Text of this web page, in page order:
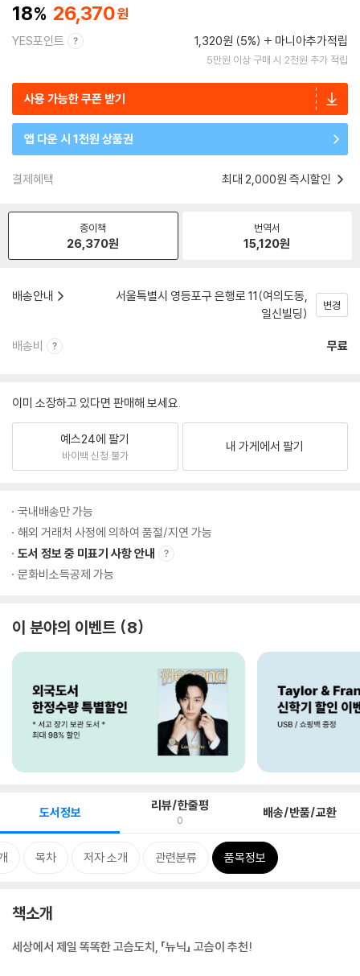
18 26,370
YES포인트 1,320원 (5%) 마니아추가적립
5만원 이상 구매 시 2천원 추가 적립
사용 가능한 쿠폰 받기
앱 다운 시 1천원 상품권
결제혜택 최대 2,000원 즉시할인
종이책
26,370원
번역서
15,120원
배송안내
서울특별시 영등포구 은행로 11(여의도동,
일신빌딩)
변경
배송비 무료
이미 소장하고 있다면 판매해 보세요.
예스24에 팔기
바이백 신청 불가
내 가게에서 팔기
국내배송만 가능
해외 거래처 사정에 의하여 품절/지연 가능
도서 정보 중 미표기 사항 안내
문화비소득공제 가능
이 분야의 이벤트 8
도서정보 리뷰/한줄평
0 배송/반품/교환
목차 저자 소개 관련분류 품목정보
책소개
세상에서 제일 똑똑한 고슴도치, 「뉴닉」 고슴이 추천!